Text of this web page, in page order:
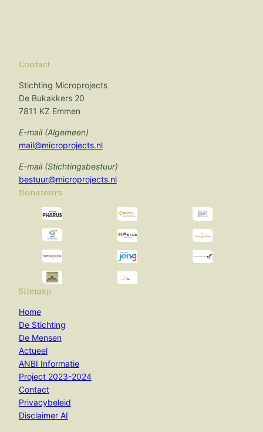
Contact
Stichting Microprojects
De Bukakkers 20
7811 KZ Emmen
E-mail (Algemeen)
mail@microprojects.nl
E-mail (Stichtingsbestuur)
bestuur@microprojects.nl
Donateurs
Sitemap
Home
De Stichting
De Mensen
Actueel
ANBI Informatie
Project 2023-2024
Contact
Privacybeleid
Disclaimer AI